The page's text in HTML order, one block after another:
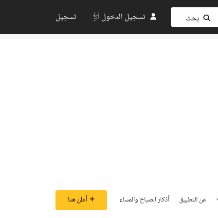
بحث تسجيل الدخولأو تسجيل
عن التطبيق أذكار الصباح والمساء أعلن هنـا